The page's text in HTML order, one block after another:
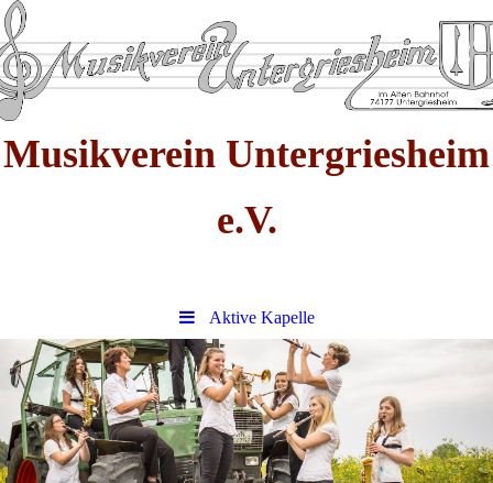
Musikverein Untergriesheim
e.V.
Aktive Kapelle